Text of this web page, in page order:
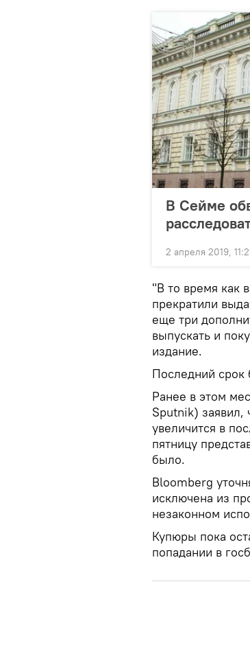
В Сейме
2 апреля 2019,
"В то время как
прекратили
еще три
выпускать и
издание.
Последний срок
Ранее в этом
Sputnik) заявил,
увеличится в
пятницу
было.
Bloomberg
исключена из
незаконном
Купюры пока
попадании в